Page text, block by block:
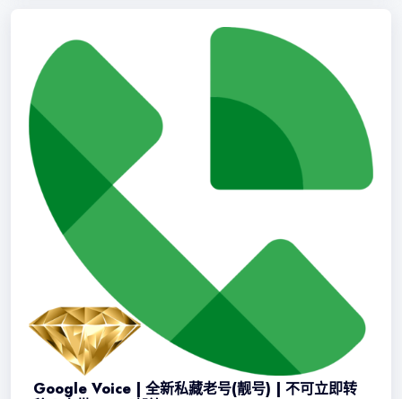
Google Voice | 全新私藏老号(靓号) | 不可立即转